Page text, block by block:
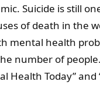
Suicide is still
of death in the
mental health
number of
Health Today”